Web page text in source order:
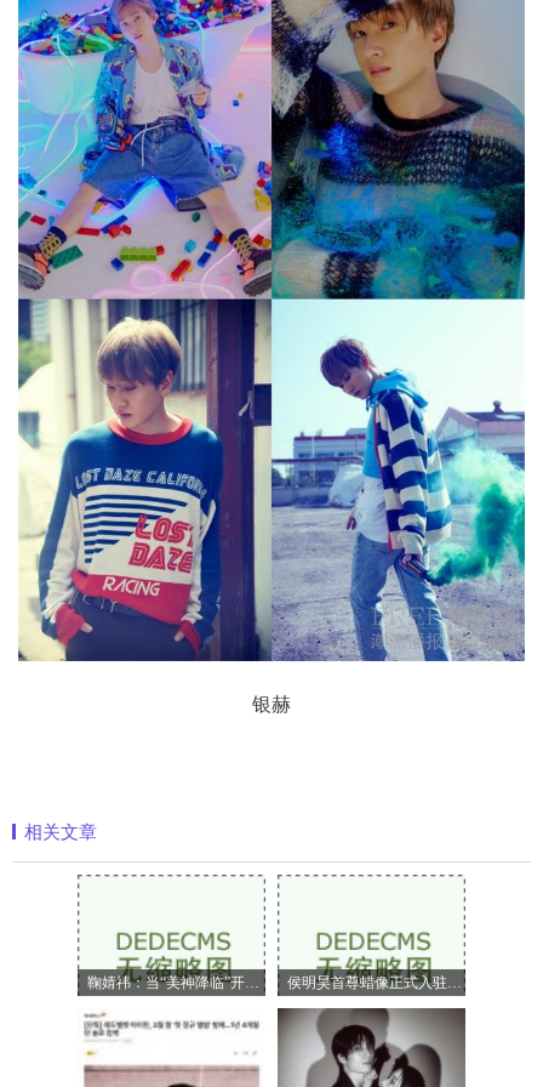
银赫
相关文章
鞠婧祎：当“美神降临”开始定义嗅觉美 侯明昊首尊蜡像正式入驻上海杜莎夫人蜡